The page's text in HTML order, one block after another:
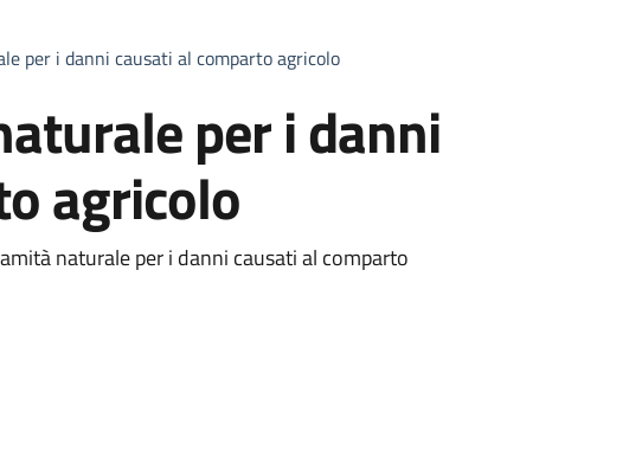
per i danni causati al comparto agricolo
per i danni
agricolo
naturale per i danni causati al comparto